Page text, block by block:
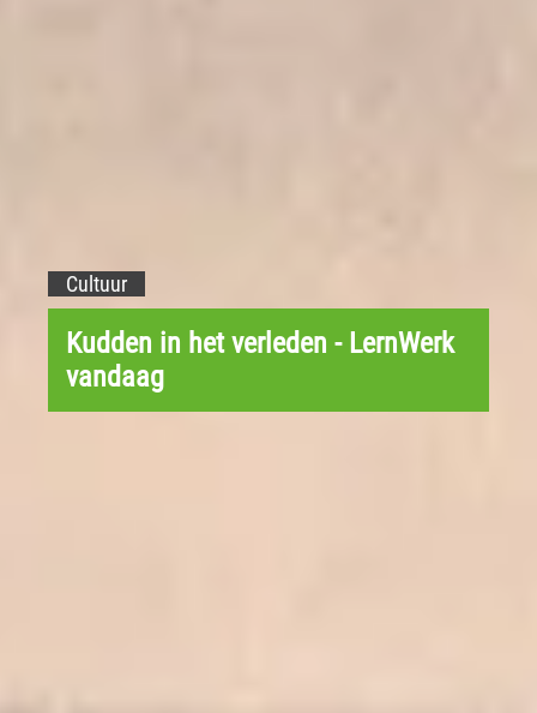
Cultuur
Kudden in het verleden - LernWerk
vandaag